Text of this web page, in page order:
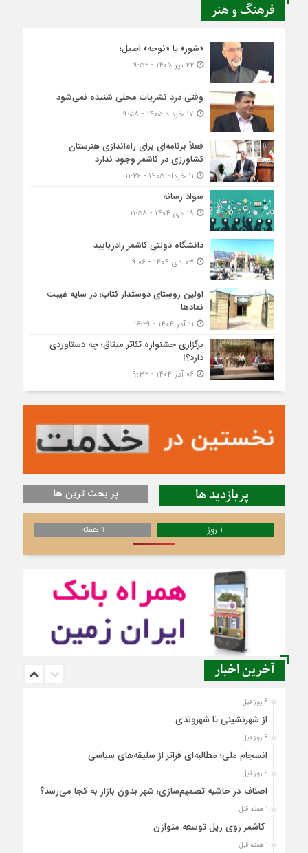
فرهنگ و هنر
«شور» یا «نوحه» اصیل؛
۲۲ تیر ۱۴۰۵ - ۹:۵۲
وقتی دردِ نشریات محلی شنیده نمی‌شود
فعلاً برنامه‌ای برای راه‌اندازی هنرستان
کشاورزی در کاشمر وجود ندارد
سواد رسانه
دانشگاه دولتی کاشمر‌ رادریابید
اولین روستای دوستدار کتاب؛ در سایه غیبت
نمادها
برگزاری جشنواره تئاتر میثاق؛ چه دستاوردی
دارد؟!
۰۶ آذر ۱۴۰۴ - ۹:۳۲
پربازدید ها پر بحث ترین ها
1 روز 1 هفته
آخرین اخبار
6 روز قبل
از شهرنشینی تا شهروندی
6 روز قبل
انسجام ملی؛ مطالبه‌ای فراتر از سلیقه‌های سیاسی
6 روز قبل
اصناف در حاشیه تصمیم‌سازی؛ شهر بدون بازار به کجا می‌رسد؟
1 هفته قبل
کاشمر روی ریل توسعه متوازن
1 هفته قبل